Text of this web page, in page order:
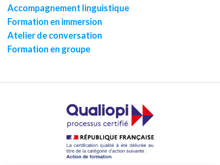
Accompagnement linguistique
Formation en immersion
Atelier de conversation
Formation en groupe